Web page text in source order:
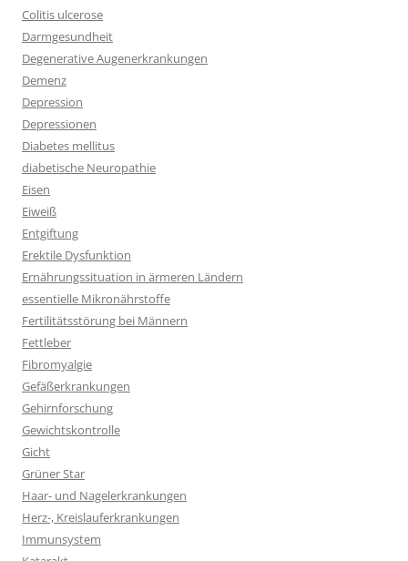
Colitis ulcerose
Darmgesundheit
Degenerative Augenerkrankungen
Demenz
Depression
Depressionen
Diabetes mellitus
diabetische Neuropathie
Eisen
Eiweiß
Entgiftung
Erektile Dysfunktion
Ernährungssituation in ärmeren Ländern
essentielle Mikronährstoffe
Fertilitätsstörung bei Männern
Fettleber
Fibromyalgie
Gefäßerkrankungen
Gehirnforschung
Gewichtskontrolle
Gicht
Grüner Star
Haar- und Nagelerkrankungen
Herz-, Kreislauferkrankungen
Immunsystem